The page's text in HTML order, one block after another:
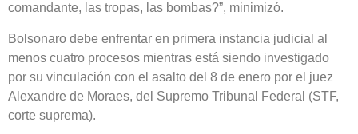
comandante, las tropas, las bombas?”, minimizó.
Bolsonaro debe enfrentar en primera instancia judicial al
menos cuatro procesos mientras está siendo investigado
por su vinculación con el asalto del 8 de enero por el juez
Alexandre de Moraes, del Supremo Tribunal Federal (STF,
corte suprema).